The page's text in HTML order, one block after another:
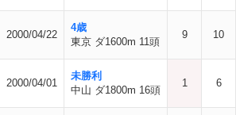
2000/04/22
4歳
東京 ダ1600m 11頭
9 10
2000/04/01
未勝利
中山 ダ1800m 16頭
1 6